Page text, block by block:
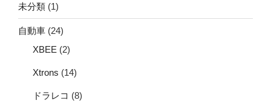
未分類 (1)
自動車 (24)
XBEE (2)
Xtrons (14)
ドラレコ (8)